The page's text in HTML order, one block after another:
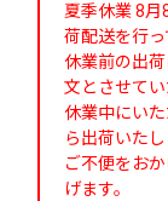
夏季休業 8
荷配送を行っ
休業前の出
文とさせてい
休業中にい
ら出荷いたし
ご不便をお
げます。